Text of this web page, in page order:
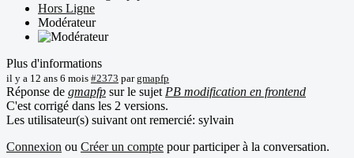
Hors Ligne
Modérateur
Plus d'informations
il y a 12 ans 6 mois #2373 pargmapfp
Réponse de gmapfp sur le sujet PB modification en frontend
C'est corrigé dans les 2 versions.
Les utilisateur(s) suivant ont remercié: sylvain
Connexion ou Créer un compte pour participer à la conversation.